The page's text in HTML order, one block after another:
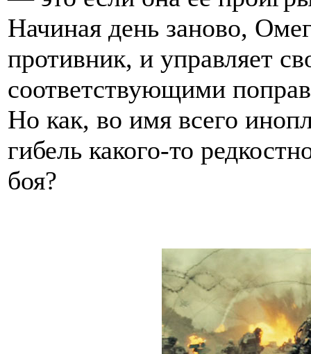
Начиная день заново,
противник, и управляет
соответствующими
Но как, во имя всего
гибель какого-то
боя?